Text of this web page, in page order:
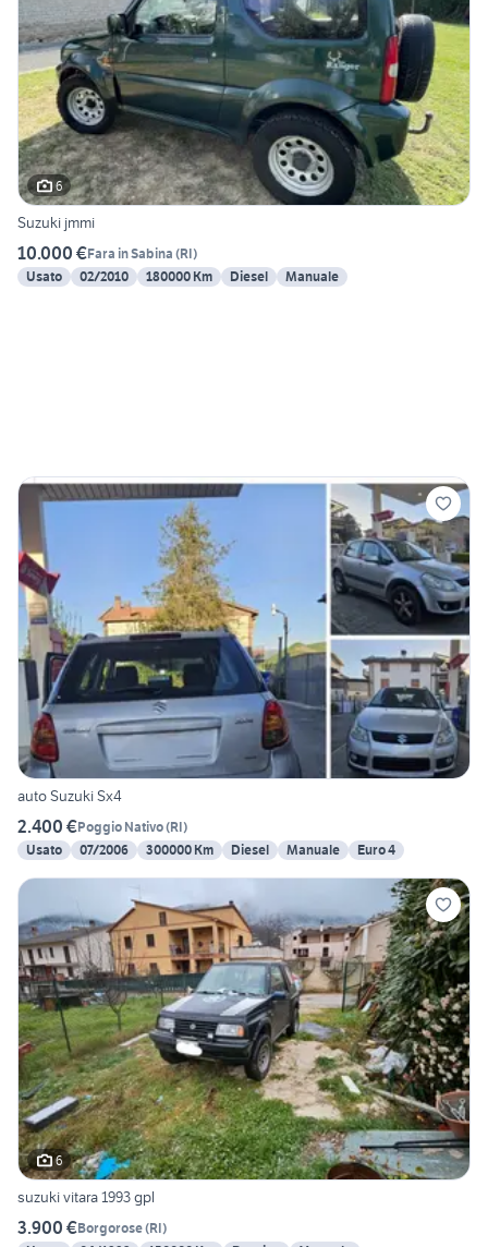
6
Suzuki jmmi
10.000 €Fara in Sabina (RI)
Usato
02/2010 180000 Km Diesel Manuale
auto Suzuki Sx4
2.400 €Poggio Nativo(RI)
Usato
07/2006 300000 Km Diesel Manuale Euro 4
6
suzuki vitara 1993 gpl
3.900 €Borgorose(RI)